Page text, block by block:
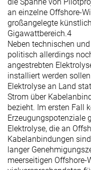
an einzelne Offshore-
großangelegte
Gigawattbereich.4
Neben technischen
politisch allerdings
angestrebten
installiert werden
Elektrolyse an Land
Strom über
bezieht. Im ersten Fall
Erzeugungspotenziale
Elektrolyse, die an
Kabelanbindungen
langer
meerseitigen